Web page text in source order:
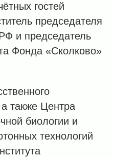
гостей
председателя
и председатель
Фонда «Сколково»
также Центра
биологии и
технологий